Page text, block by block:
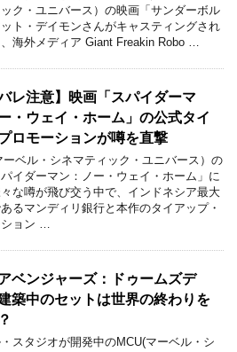
ク・ユニバース）の映画「サンダーボル
ト・デイモンさんがキャスティングされ
海外メディア Giant Freakin Robo …
バレ注意】映画「スパイダーマ
・ウェイ・ホーム」の公式タイ
ロモーションが噂を直撃
ーベル・シネマティック・ユニバース）の
イダーマン：ノー・ウェイ・ホーム」に
な噂が飛び交う中で、インドネシア最大
るマンディリ銀行と本作のタイアップ・
ョン …
ベンジャーズ：ドゥームズデ
築中のセットは世界の終わりを
スタジオが開発中のMCU(マーベル・シ